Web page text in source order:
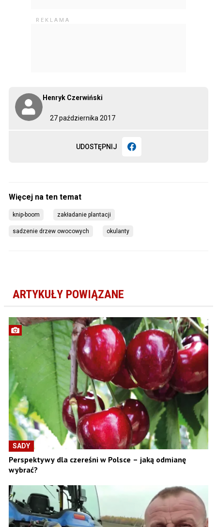
27 października 2017
Henryk Czerwiński
UDOSTĘPNIJ
knip-boom zakładanie plantacji
sadzenie drzew owocowych okulanty
ARTYKUŁY POWIĄZANE
SADY
Perspektywy dla czereśni w Polsce – jaką odmianę
wybrać?